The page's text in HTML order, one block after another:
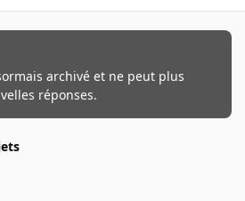
archivé et ne peut plus
réponses.